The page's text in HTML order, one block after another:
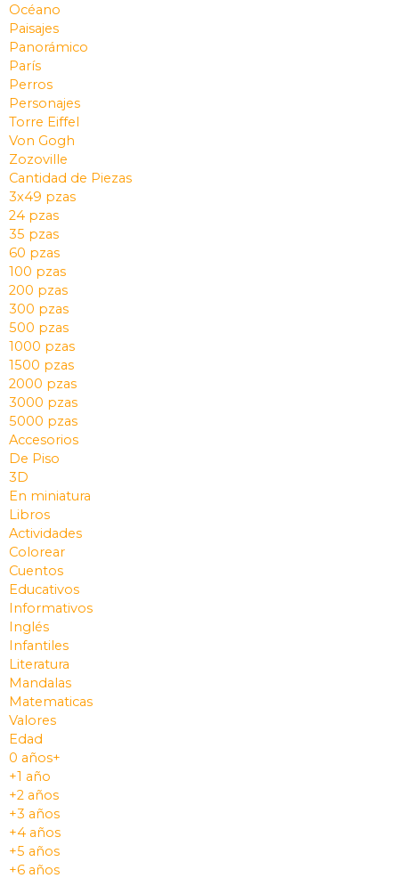
Océano
Paisajes
Panorámico
París
Perros
Personajes
Torre Eiffel
Von Gogh
Zozoville
Cantidad de Piezas
3x49 pzas
24 pzas
35 pzas
60 pzas
100 pzas
200 pzas
300 pzas
500 pzas
1000 pzas
1500 pzas
2000 pzas
3000 pzas
5000 pzas
Accesorios
De Piso
3D
En miniatura
Libros
Actividades
Colorear
Cuentos
Educativos
Informativos
Inglés
Infantiles
Literatura
Mandalas
Matematicas
Valores
Edad
0 años+
+1 año
+2 años
+3 años
+4 años
+5 años
+6 años